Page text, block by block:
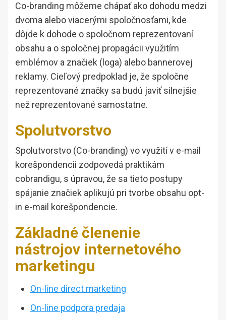
Co-branding môžeme chápať ako dohodu medzi
dvoma alebo viacerými spoločnosťami, kde
dôjde k dohode o spoločnom reprezentovaní
obsahu a o spoločnej propagácii využitím
emblémov a značiek (loga) alebo bannerovej
reklamy. Cieľový predpoklad je, že spoločne
reprezentované značky sa budú javiť silnejšie
než reprezentované samostatne.
Spolutvorstvo
Spolutvorstvo (Co-branding) vo využití v e-mail
korešpondencii zodpovedá praktikám
cobrandigu, s úpravou, že sa tieto postupy
spájanie značiek aplikujú pri tvorbe obsahu opt-
in e-mail korešpondencie.
Základné členenie
nástrojov internetového
marketingu
On-line direct marketing
On-line podpora predaja